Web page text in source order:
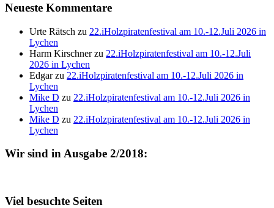
Neueste Kommentare
Urte Rätsch zu 22.iHolzpiratenfestival am 10.-12.Juli 2026 in
Lychen
Harm Kirschnerzu 22.iHolzpiratenfestival am 10.-12.Juli
2026 in Lychen
Edgarzu 22.iHolzpiratenfestival am 10.-12.Juli 2026 in
Lychen
Mike D zu 22.iHolzpiratenfestival am 10.-12.Juli 2026 in
Lychen
Mike D zu 22.iHolzpiratenfestival am 10.-12.Juli 2026 in
Lychen
Wir sind in Ausgabe 2/2018:
Viel besuchte Seiten